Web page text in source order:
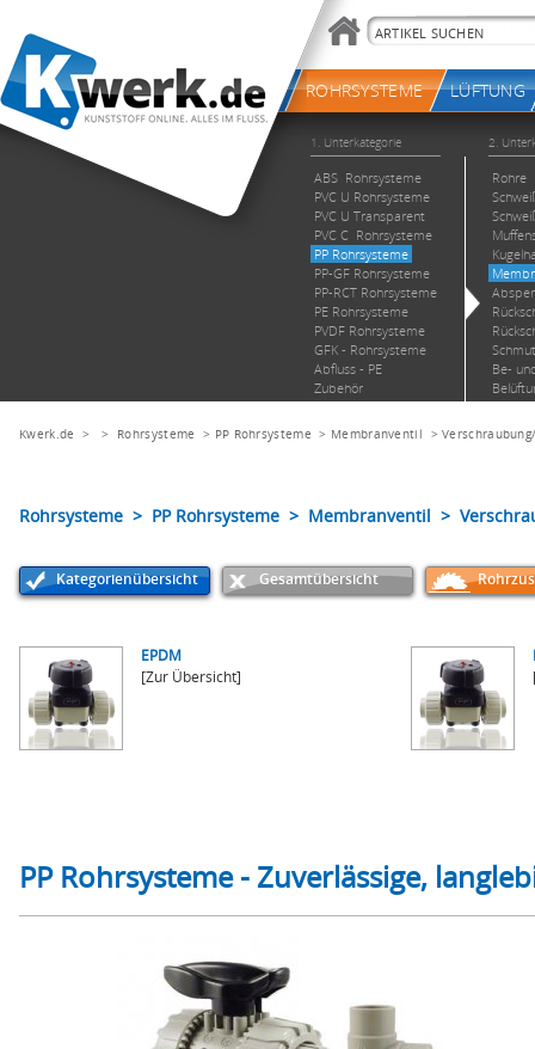
Kwerk.de > > Rohrsysteme > PP Rohrsysteme > Membranventil >
Rohrsysteme > PP Rohrsysteme > Membranventil >
Kategorienübersicht Gesamtübersicht
EPDM
[Zur Übersicht]
PP Rohrsysteme - Zuverlässige,